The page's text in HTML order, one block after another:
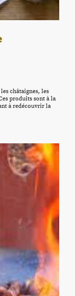
châtaignes, les
produits sont à la
à redécouvrir la